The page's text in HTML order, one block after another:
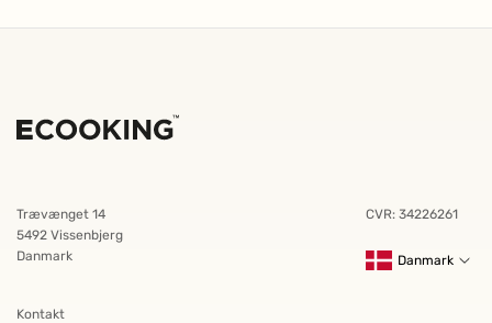
Trævænget 14
5492 Vissenbjerg
Danmark
CVR: 34226261
Danmark
Kontakt